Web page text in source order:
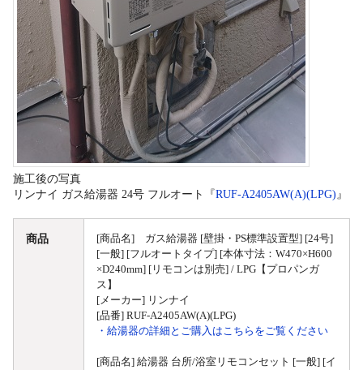
施工後の写真
リンナイ ガス給湯器 24号 フルオート『RUF-A2405AW(A)(LPG) 』
商品
[商品名] ガス給湯器 [壁掛・PS標準設置型] [24号]
[一般] [フルオートタイプ] [本体寸法：W470×H600
×D240mm] [リモコンは別売] / LPG【プロパンガ
ス】
[メーカー] リンナイ
[品番] RUF-A2405AW(A)(LPG)
・給湯器の詳細とご購入はこちらをご覧ください
[商品名] 給湯器 台所/浴室リモコンセット [一般] [イ